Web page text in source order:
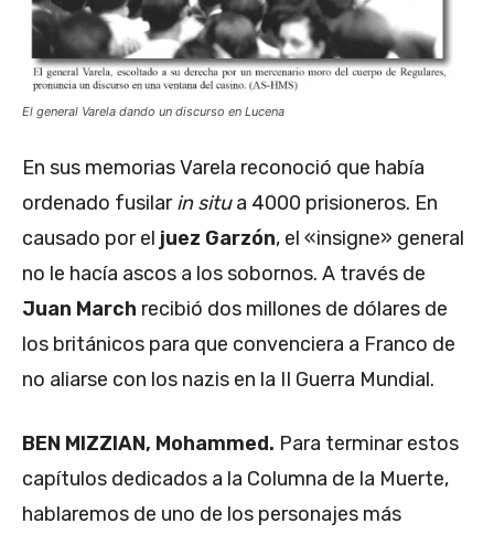
El general Varela dando un discurso en Lucena
En sus memorias Varela reconoció que había
ordenado fusilarin situa 4000 prisioneros. En
causado por el juez Garzón, el «insigne» general
no le hacía ascos a los sobornos. A través de
Juan March recibió dos millones de dólares de
los británicos para que convenciera a Franco de
no aliarse con los nazis en la II Guerra Mundial.
BEN MIZZIAN, Mohammed. Para terminar estos
capítulos dedicados a la Columna de la Muerte,
hablaremos de uno de los personajes más